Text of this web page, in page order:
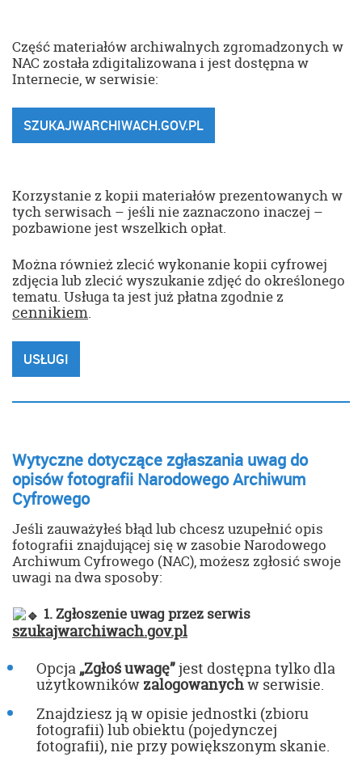
Część materiałów archiwalnych zgromadzonych w
NAC została zdigitalizowana i jest dostępna w
Internecie, w serwisie:
SZUKAJWARCHIWACH.GOV.PL
Korzystanie z kopii materiałów prezentowanych w
tych serwisach – jeśli nie zaznaczono inaczej –
pozbawione jest wszelkich opłat.
Można również zlecić wykonanie kopii cyfrowej
zdjęcia lub zlecić wyszukanie zdjęć do określonego
tematu. Usługa ta jest już płatna zgodnie z
cennikiem.
USŁUGI
Wytyczne dotyczące zgłaszania uwag do
opisów fotografii Narodowego Archiwum
Cyfrowego
Jeśli zauważyłeś błąd lub chcesz uzupełnić opis
fotografii znajdującej się w zasobie Narodowego
Archiwum Cyfrowego (NAC), możesz zgłosić swoje
uwagi na dwa sposoby:
1. Zgłoszenie uwag przez serwis
szukajwarchiwach.gov.pl
Opcja „Zgłoś uwagę”jest dostępna tylko dla
użytkowników zalogowanychw serwisie.
Znajdziesz ją w opisie jednostki (zbioru
fotografii) lub obiektu (pojedynczej
fotografii), nie przy powiększonym skanie.